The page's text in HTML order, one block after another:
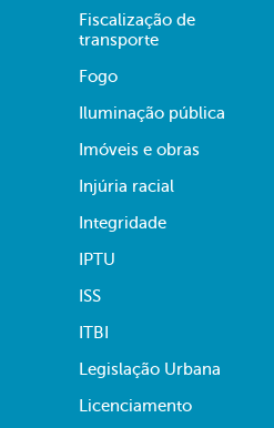
Fiscalização de
transporte
Fogo
Iluminação pública
Imóveis e obras
Injúria racial
Integridade
IPTU
ISS
ITBI
Legislação Urbana
Licenciamento